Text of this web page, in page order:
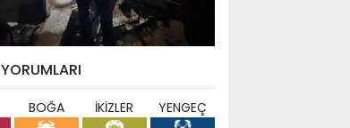
YORUMLARI
BOĞA İKİZLER YENGEÇ